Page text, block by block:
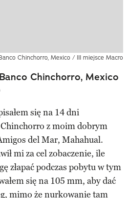
Chinchorro, Mexico / III miejsce Macro
Chinchorro, Mexico
się na 14 dni
z moim dobrym
del Mar, Mahahual.
mi za cel zobaczenie, ile
złapać podczas pobytu w tym
się na 105 mm, aby dać
mimo że nurkowanie tam